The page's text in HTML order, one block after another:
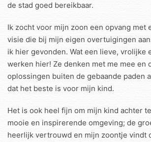
de stad goed bereikbaar.
Ik zocht voor mijn zoon een opvang met
visie die bij mijn eigen overtuigingen
ik hier gevonden. Wat een lieve, vrolijke
werken hier! Ze denken met me mee en
oplossingen buiten de gebaande paden
dat het beste is voor mijn kind.
Het is ook heel fijn om mijn kind achter
mooie en inspirerende omgeving; de
heerlijk vertrouwd en mijn zoontje vindt